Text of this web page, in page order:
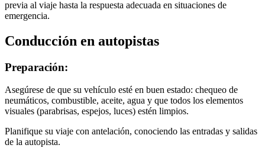
previa al viaje hasta la respuesta adecuada en situaciones de
emergencia.
Conducción en autopistas
Preparación:
Asegúrese de que su vehículo esté en buen estado: chequeo de
neumáticos, combustible, aceite, agua y que todos los elementos
visuales (parabrisas, espejos, luces) estén limpios.
Planifique su viaje con antelación, conociendo las entradas y salidas
de la autopista.